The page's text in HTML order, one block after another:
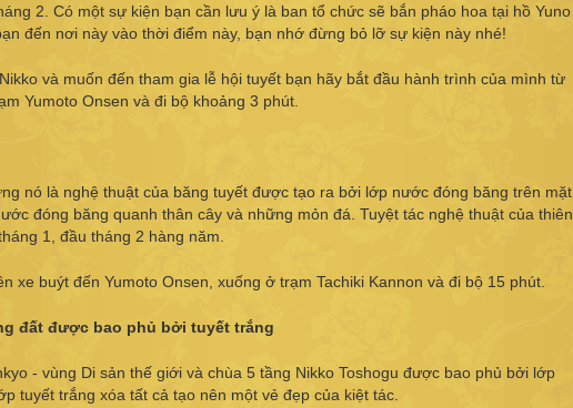
2. Có một sự kiện bạn cần lưu ý là ban tổ chức sẽ bắn pháo hoa tại hồ Yuno
đến nơi này vào thời điểm này, bạn nhớ đừng bỏ lỡ sự kiện này nhé!
và muốn đến tham gia lễ hội tuyết bạn hãy bắt đầu hành trình của mình từ
Yumoto Onsen và đi bộ khoảng 3 phút.
nó là nghệ thuật của băng tuyết được tạo ra bởi lớp nước đóng băng trên mặt
đóng băng quanh thân cây và những mỏn đá. Tuyệt tác nghệ thuật của thiên
1, đầu tháng 2 hàng năm.
xe buýt đến Yumoto Onsen, xuống ở trạm Tachiki Kannon và đi bộ 15 phút.
đất được bao phủ bởi tuyết trắng
- vùng Di sản thế giới và chùa 5 tầng Nikko Toshogu được bao phủ bởi lớp
tuyết trắng xóa tất cả tạo nên một vẻ đẹp của kiệt tác.